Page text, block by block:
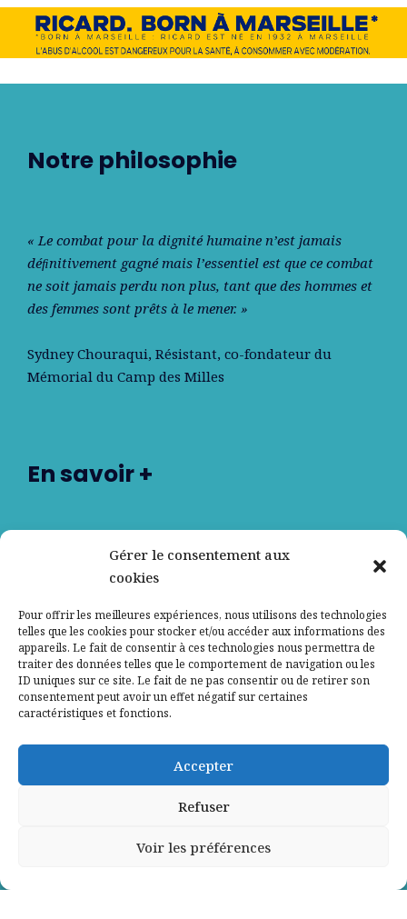
Gérer le consentement aux
cookies
Pour offrir les meilleures expériences, nous utilisons des technologies
telles que les cookies pour stocker et/ou accéder aux informations des
appareils. Le fait de consentir à ces technologies nous permettra de
traiter des données telles que le comportement de navigation ou les
ID uniques sur ce site. Le fait de ne pas consentir ou de retirer son
consentement peut avoir un effet négatif sur certaines
caractéristiques et fonctions.
Accepter
Refuser
Voir les préférences
Notre philosophie
« Le combat pour la dignité humaine n’est jamais
déﬁnitivement gagné mais l’essentiel est que ce combat
ne soit jamais perdu non plus, tant que des hommes et
des femmes sont prêts à le mener. »
Sydney Chouraqui, Résistant, co-fondateur du
Mémorial du Camp des Milles
En savoir +
Nos partenaires
Contactez-nous
Mentions légales